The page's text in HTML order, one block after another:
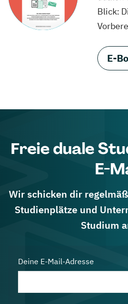
Blick:
E-
Freie duale
E-
Wir schicken dir
Studienplätze und
Studium
Deine E-Mail-Adresse